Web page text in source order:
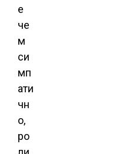
е
че
м
си
мп
ати
чн
о,
ро